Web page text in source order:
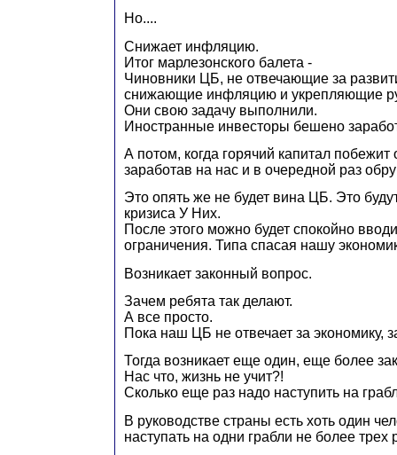
Но....
Снижает инфляцию.
Итог марлезонского балета -
Чиновники ЦБ, не отвечающие за
снижающие инфляцию и укрепляющие
Они свою задачу выполнили.
Иностранные инвесторы бешено
А потом, когда горячий капитал
заработав на нас и в очередной раз
Это опять же не будет вина ЦБ. Это
кризиса У Них.
После этого можно будет спокойно
ограничения. Типа спасая нашу
Возникает законный вопрос.
Зачем ребята так делают.
А все просто.
Пока наш ЦБ не отвечает за экономику,
Тогда возникает еще один, еще более
Нас что, жизнь не учит?!
Сколько еще раз надо наступить на
В руководстве страны есть хоть один
наступать на одни грабли не более трех